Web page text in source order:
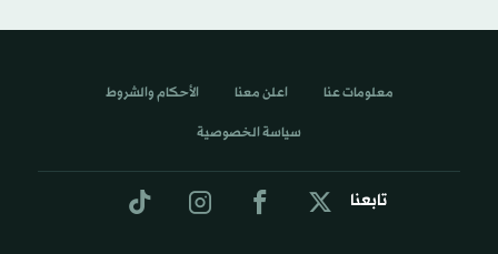
تابعنا
معلومات عنا اعلن معنا الأحكام والشروط
سياسة الخصوصية